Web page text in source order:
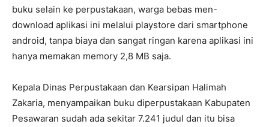
buku selain ke perpustakaan, warga bebas men-
download aplikasi ini melalui playstore dari smartphone
android, tanpa biaya dan sangat ringan karena aplikasi ini
hanya memakan memory 2,8 MB saja.
Kepala Dinas Perpustakaan dan Kearsipan Halimah
Zakaria, menyampaikan buku diperpustakaan Kabupaten
Pesawaran sudah ada sekitar 7.241 judul dan itu bisa